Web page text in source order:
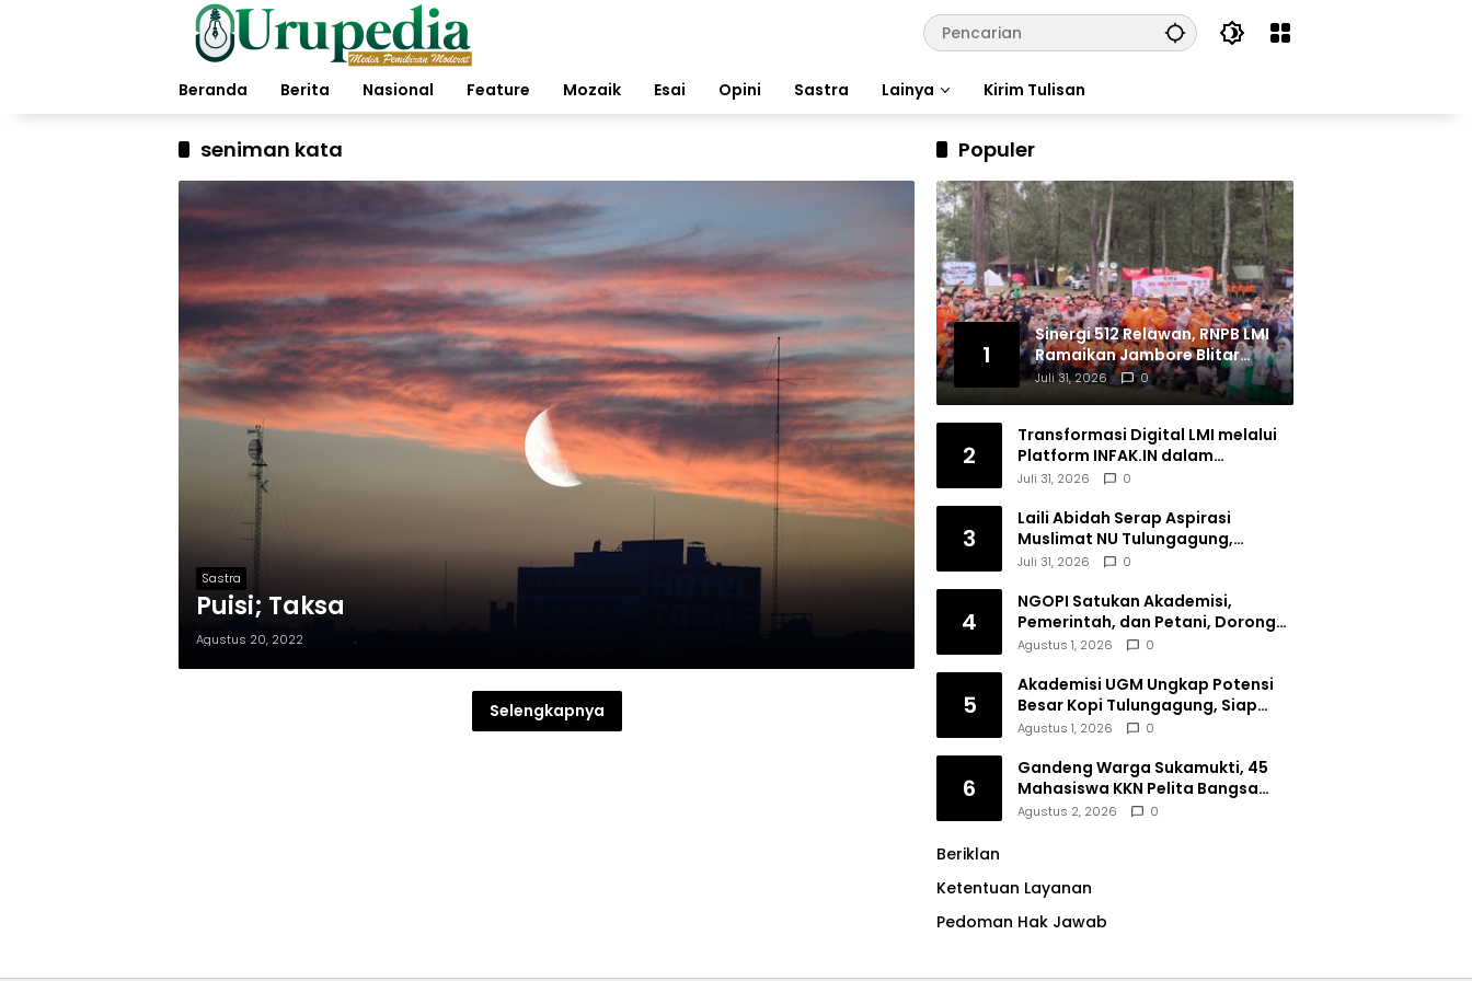
Beranda
Berita Nasional Feature Mozaik Esai Opini Sastra Lainya Kirim Tulisan
seniman kata
Sastra
Puisi; Taksa
Agustus 20, 2022
Selengkapnya
Populer
1
Sinergi 512 Relawan, RNPB LMI
Ramaikan Jambore Blitar
Raya 2026
Juli 31, 2026 0
2
Transformasi Digital LMI melalui
Platform INFAK.IN dalam
Meningkatkan Penghimpunan
Juli 31, 2026 0
3
Laili Abidah Serap Aspirasi
Muslimat NU Tulungagung,
Dorong Penguatan Peran
Juli 31, 2026 0
4
NGOPI Satukan Akademisi,
Pemerintah, dan Petani, Dorong
Konservasi Hutan serta Daya
Agustus 1, 2026 0
5
Akademisi UGM Ungkap Potensi
Besar Kopi Tulungagung, Siap
Bersaing di Pasar Nasional hingga
Agustus 1, 2026 0
6
Gandeng Warga Sukamukti, 45
Mahasiswa KKN Pelita Bangsa
Bersihkan Drainase Desa
Agustus 2, 2026 0
Beriklan
Ketentuan Layanan
Pedoman Hak Jawab